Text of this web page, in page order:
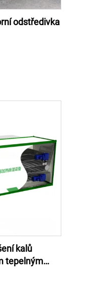
odstředivka
kalů
tepelným